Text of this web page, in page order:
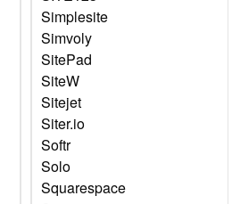
Simplesite
Simvoly
SitePad
SiteW
Sitejet
Siter.io
Softr
Solo
Squarespace